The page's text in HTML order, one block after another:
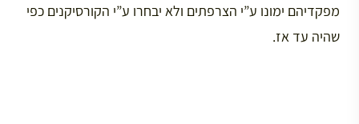
מפקדיהם ימונו ע”י הצרפתים ולא יבחרו ע”י הקורסיקנים כפי
שהיה עד אז.